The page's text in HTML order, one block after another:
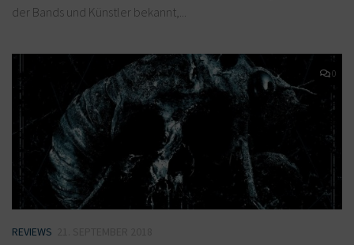
der Bands und Künstler bekannt,...
0
REVIEWS